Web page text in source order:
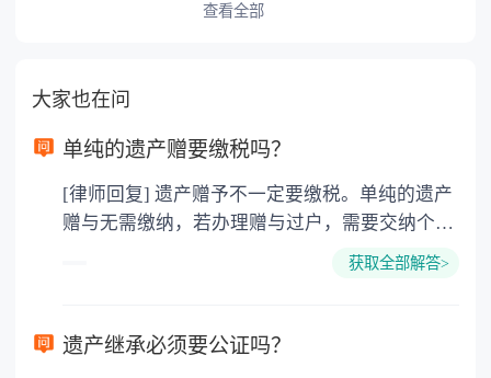
查看全部
大家也在问
单纯的遗产赠要缴税吗？
[律师回复] 遗产赠予不一定要缴税。单纯的遗产
赠与无需缴纳，若办理赠与过户，需要交纳个人
所得税、契税和公证费。赠与过户是没有增值税
要缴纳公证费，具体如下： 1. 公证费：按房
获取全部解答>
遗产继承必须要公证吗？